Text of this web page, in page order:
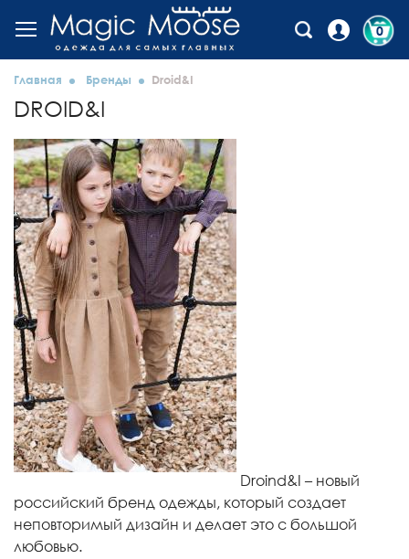
0
Главная Бренды Droid&I
DROID&I
Droind&I – новый
российский бренд одежды, который создает
неповторимый дизайн и делает это с большой
любовью.